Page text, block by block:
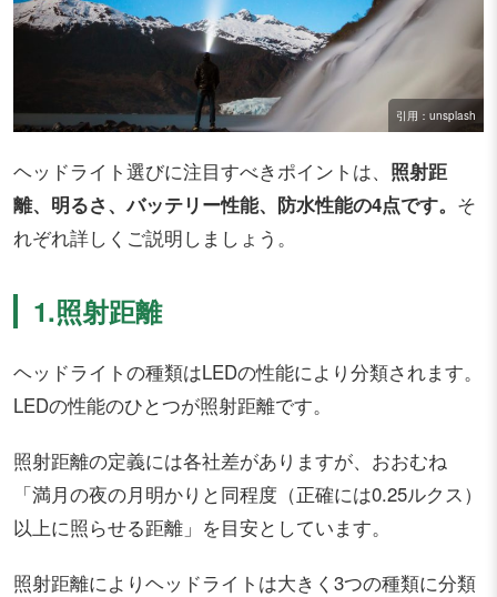
引用：unsplash
ヘッドライト選びに注目すべきポイントは、 照射距
離、明るさ、バッテリー性能、防水性能の4点です。 そ
れぞれ詳しくご説明しましょう。
1.照射距離
ヘッドライトの種類はLEDの性能により分類されます。
LEDの性能のひとつが照射距離です。
照射距離の定義には各社差がありますが、おおむね
「満月の夜の月明かりと同程度（正確には0.25ルクス）
以上に照らせる距離」を目安としています。
照射距離によりヘッドライトは大きく3つの種類に分類